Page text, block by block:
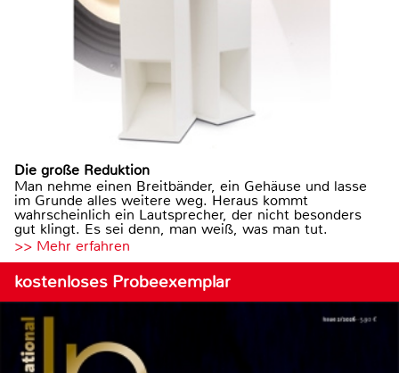
Die große Reduktion
Man nehme einen Breitbänder, ein Gehäuse und lasse
im Grunde alles weitere weg. Heraus kommt
wahrscheinlich ein Lautsprecher, der nicht besonders
gut klingt. Es sei denn, man weiß, was man tut.
>> Mehr erfahren
kostenloses Probeexemplar